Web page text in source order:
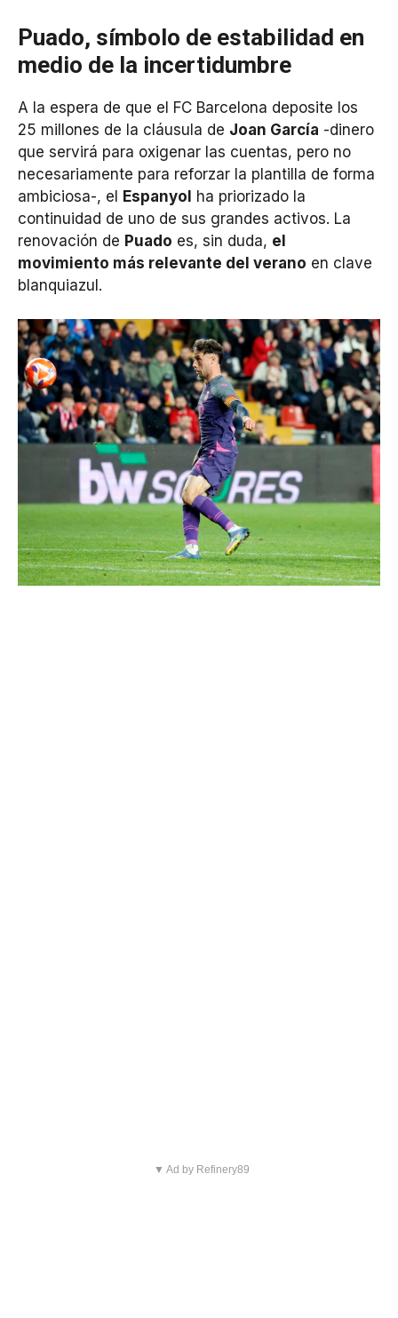
Puado, símbolo de estabilidad en
medio de la incertidumbre
A la espera de que el FC Barcelona deposite los
25 millones de la cláusula de Joan García -dinero
que servirá para oxigenar las cuentas, pero no
necesariamente para reforzar la plantilla de forma
ambiciosa-, el Espanyol ha priorizado la
continuidad de uno de sus grandes activos. La
renovación de Puado es, sin duda, el
movimiento más relevante del verano en clave
blanquiazul.
▼ Ad by Refinery89